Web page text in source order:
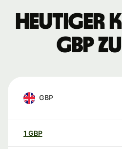
Heutiger
GBP
GBP
1 GBP